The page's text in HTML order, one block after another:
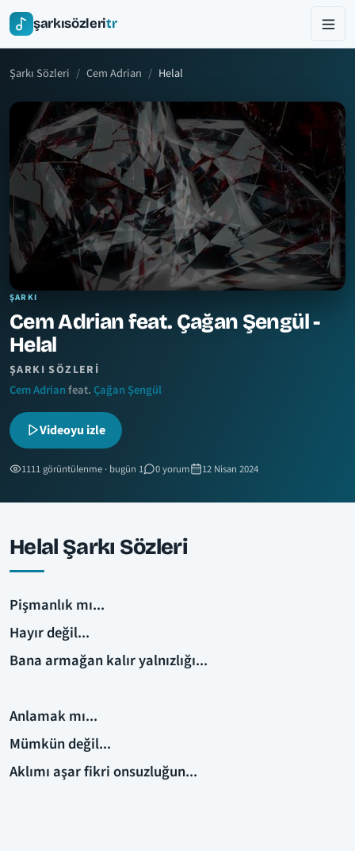
şarkısözleritr
Şarkı Sözleri Cem Adrian Helal
ŞARKI
Cem Adrian feat. Çağan Şengül -
Helal
ŞARKI SÖZLERI
Cem Adrianfeat.Çağan Şengül
Videoyu izle
1111 görüntülenme · bugün 1 0 yorum 12 Nisan 2024
Helal Şarkı Sözleri
Pişmanlık mı...
Hayır değil...
Bana armağan kalır yalnızlığı...
Anlamak mı...
Mümkün değil...
Aklımı aşar fikri onsuzluğun...